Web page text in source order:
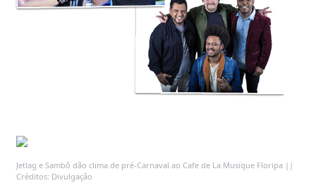
Jetlag e Sambô dão clima de pré-Carnaval ao Cafe de La Musique Floripa ||
Créditos: Divulgação